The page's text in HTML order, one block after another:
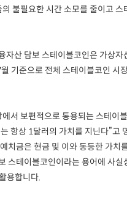
불필요한 시간 소모를 줄이고
산 담보 스테이블코인은 가상
기준으로 전체 스테이블코인 시
서 보편적으로 통용되는 스테이
항상 1달러의 가치를 지닌다”고
금은 현금 및 이와 동등한 가치
스테이블코인이라는 용어에 사
용합니다.